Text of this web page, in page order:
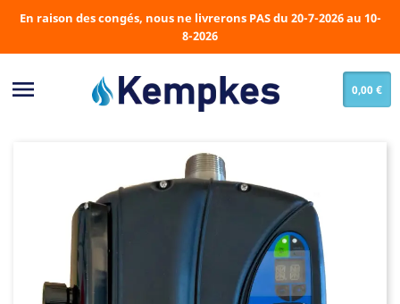
En raison des congés, nous ne livrerons PAS du 20-7-2026 au 10-
8-2026
 0,00 €